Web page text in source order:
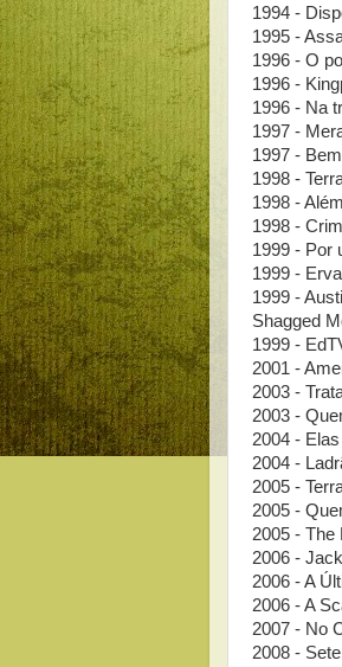
1994 -
1995 -
1996 - O
1996 -
1996 - Na
1997 -
1997 -
1998 -
1998 -
1998 -
1999 - Por
1999 -
1999 -
Shagged
1999 -
2001 -
2003 -
2003 -
2004 -
2004 -
2005 -
2005 -
2005 - The
2006 -
2006 - A
2006 - A
2007 - No
2008 -